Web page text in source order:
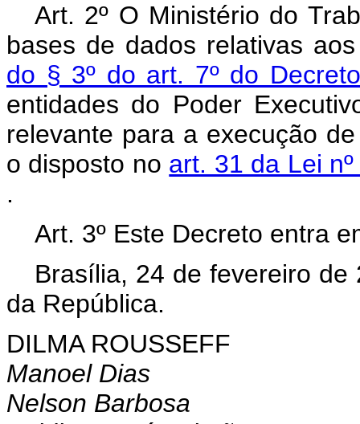
Art. 2º O Ministério do
bases de dados relativas
do § 3º do art. 7º do
entidades do Poder
relevante para a execução
o disposto no art. 31 da Lei
.
Art. 3º Este Decreto entra
Brasília, 24 de fevereiro de
da República.
DILMA ROUSSEFF
Manoel Dias
Nelson Barbosa